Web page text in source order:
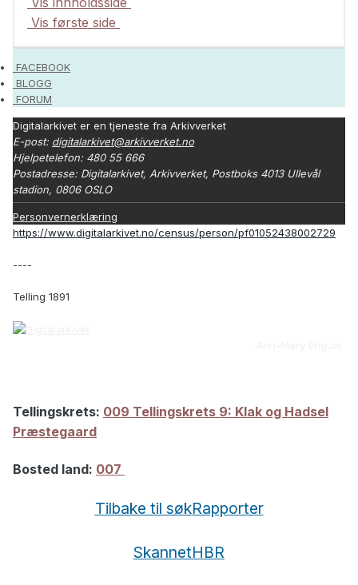
Vis første side
FACEBOOK
BLOGG
FORUM
Digitalarkivet er en tjeneste fra Arkivverket
E-post: digitalarkivet@arkivverket.no
Hjelpetelefon: 480 55 666
Postadresse: Digitalarkivet, Arkivverket, Postboks 4013 Ullevål
stadion, 0806 OSLO
Personvernerklæring
https://www.digitalarkivet.no/census/person/pf01052438002729
----
Telling 1891
Tellingskrets: 009 Tellingskrets 9: Klak og Hadsel
Præstegaard
Bosted land: 007
Tilbake til søkRapporter
SkannetHBR